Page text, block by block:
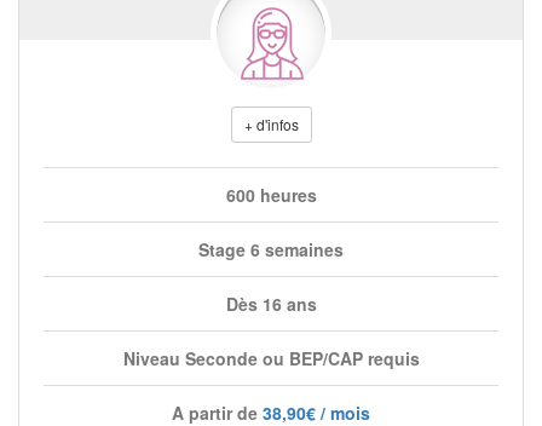
+ d'infos
600 heures
Stage 6 semaines
Dès 16 ans
Niveau Seconde ou BEP/CAP requis
A partir de 38,90€ / mois